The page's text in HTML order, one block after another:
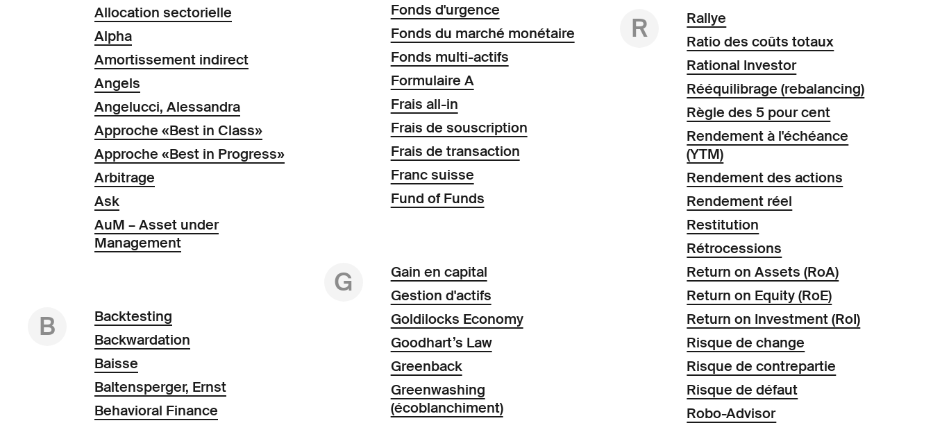
Allocation sectorielle
Alpha
Amortissement indirect
Angels
Angelucci, Alessandra
Approche «Best in Class»
Approche «Best in Progress»
Arbitrage
Ask
AuM – Asset under
Management
B
Backtesting
Backwardation
Baisse
Baltensperger, Ernst
Behavioral Finance
Fonds d'urgence
Fonds du marché monétaire
Fonds multi-actifs
Formulaire A
Frais all-in
Frais de souscription
Frais de transaction
Franc suisse
Fund of Funds
G
Gain en capital
Gestion d'actifs
Goldilocks Economy
Goodhart’s Law
Greenback
Greenwashing
(écoblanchiment)
R
Rallye
Ratio des coûts totaux
Rational Investor
Rééquilibrage (rebalancing)
Règle des 5 pour cent
Rendement à l'échéance
(YTM)
Rendement des actions
Rendement réel
Restitution
Rétrocessions
Return on Assets (RoA)
Return on Equity (RoE)
Return on Investment (RoI)
Risque de change
Risque de contrepartie
Risque de défaut
Robo-Advisor